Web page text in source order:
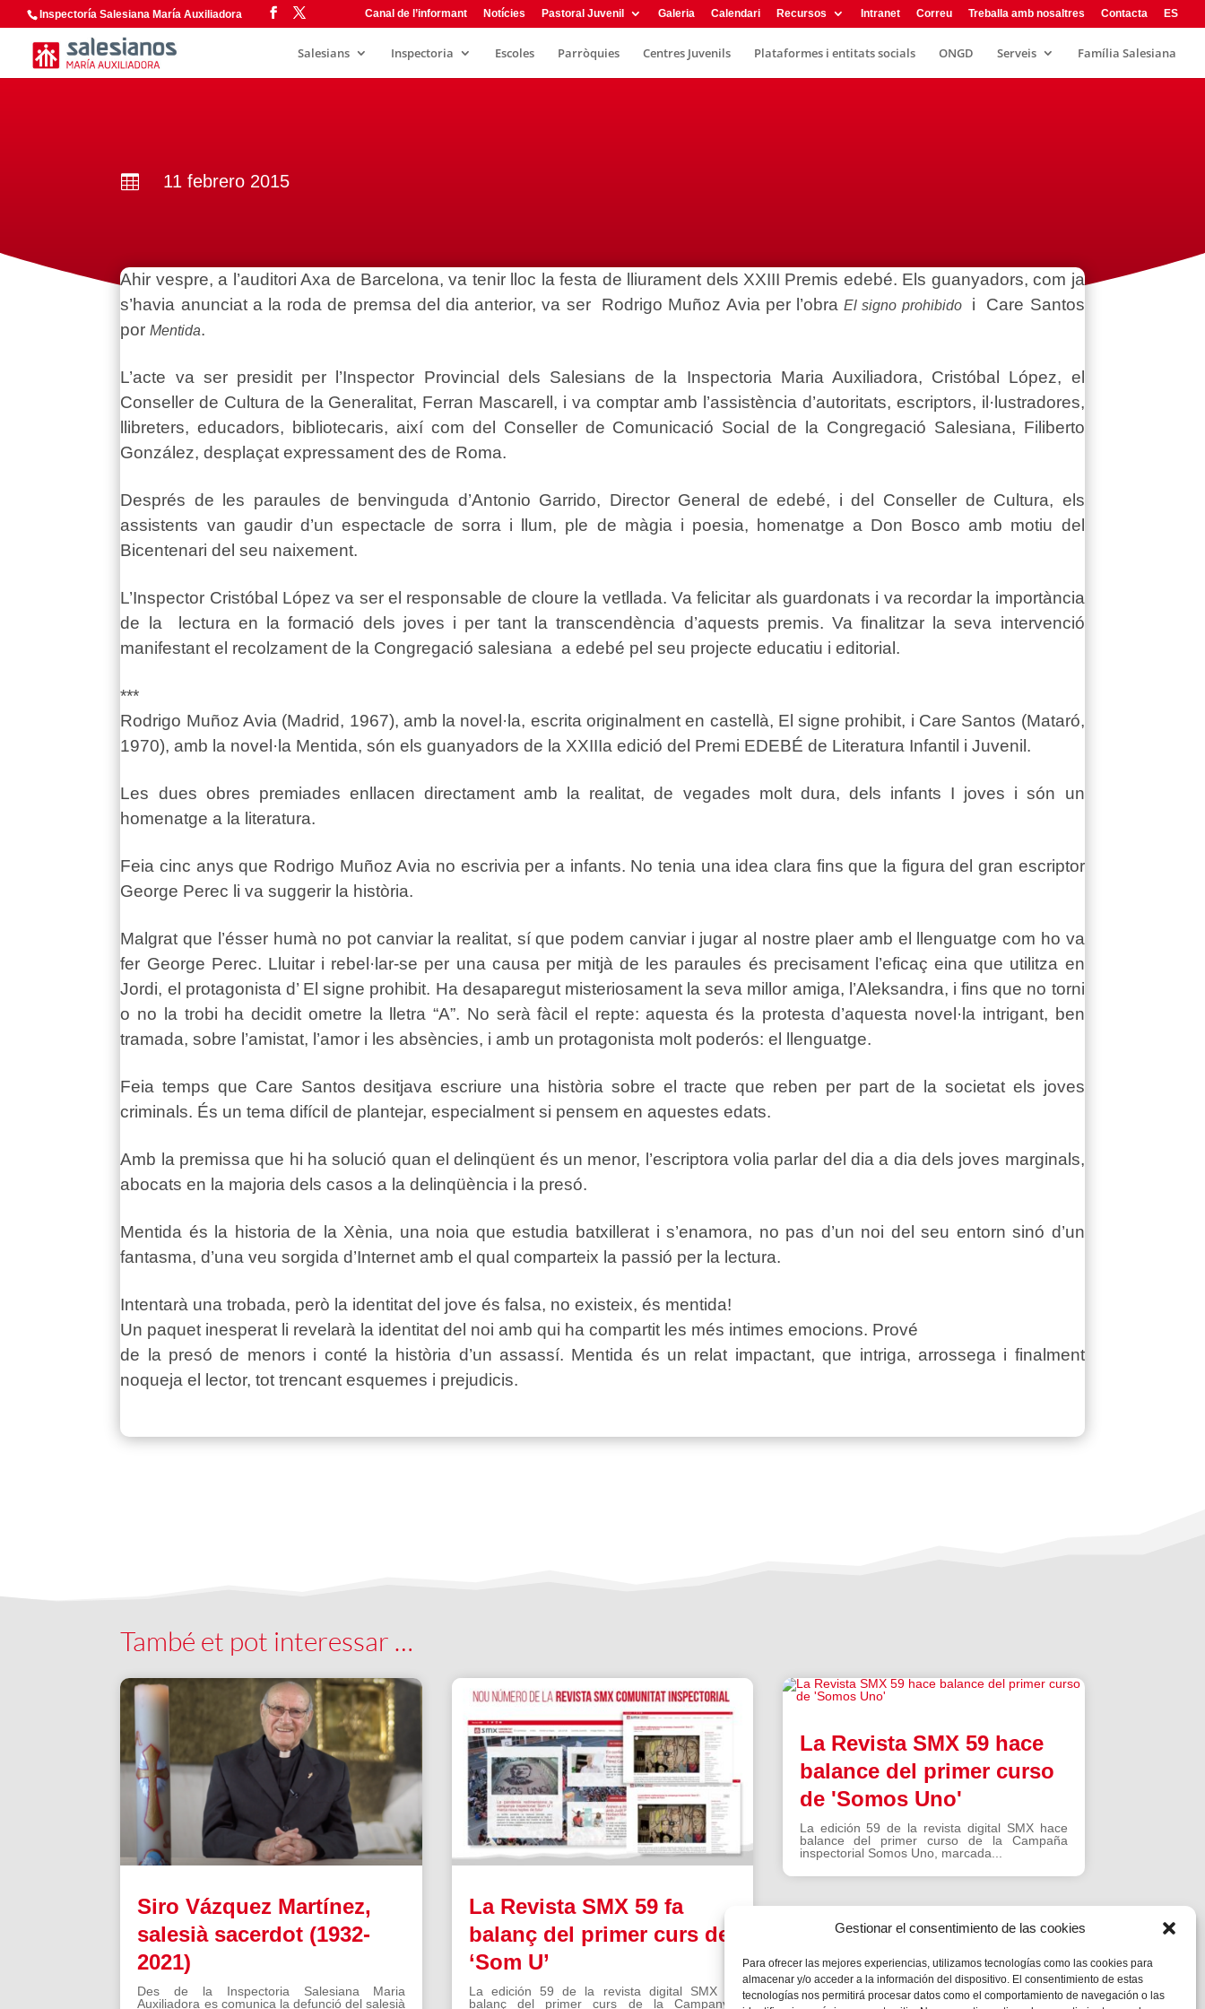
Gestionar el consentimiento de las cookies
Para ofrecer las mejores experiencias, utilizamos tecnologías como las cookies para
almacenar y/o acceder a la información del dispositivo. El consentimiento de estas
tecnologías nos permitirá procesar datos como el comportamiento de navegación o las
Inspectoría Salesiana María Auxiliadora Canal de l’informant Notícies Pastoral Juvenil Galeria Calendari Recursos Intranet Correu Treballa amb nosaltres Contacta ES
Salesians Inspectoria Escoles Parròquies Centres Juvenils Plataformes i entitats socials ONGD Serveis Família Salesiana
 11 febrero 2015
Ahir vespre, a l’auditori Axa de Barcelona, va tenir lloc la festa de lliurament dels XXIII Premis edebé. Els guanyadors, com ja
s’havia anunciat a la roda de premsa del dia anterior, va ser Rodrigo Muñoz Avia per l’obraEl signo prohibido
i Care Santos
porMentida.
L’acte va ser presidit per l’Inspector Provincial dels Salesians de la Inspectoria Maria Auxiliadora, Cristóbal López, el
Conseller de Cultura de la Generalitat, Ferran Mascarell, i va comptar amb l’assistència d’autoritats, escriptors, il·lustradores,
llibreters, educadors, bibliotecaris, així com del Conseller de Comunicació Social de la Congregació Salesiana, Filiberto
González, desplaçat expressament des de Roma.
Després de les paraules de benvinguda d’Antonio Garrido, Director General de edebé, i del Conseller de Cultura, els
assistents van gaudir d’un espectacle de sorra i llum, ple de màgia i poesia, homenatge a Don Bosco amb motiu del
Bicentenari del seu naixement.
L’Inspector Cristóbal López va ser el responsable de cloure la vetllada. Va felicitar als guardonats i va recordar la importància
de la lectura en la formació dels joves i per tant la transcendència d’aquests premis. Va finalitzar la seva intervenció
manifestant el recolzament de la Congregació salesiana a edebé pel seu projecte educatiu i editorial.
***
Rodrigo Muñoz Avia (Madrid, 1967), amb la novel·la, escrita originalment en castellà, El signe prohibit, i Care Santos (Mataró,
1970), amb la novel·la Mentida, són els guanyadors de la XXIIIa edició del Premi EDEBÉ de Literatura Infantil i Juvenil.
Les dues obres premiades enllacen directament amb la realitat, de vegades molt dura, dels infants I joves i són un
homenatge a la literatura.
Feia cinc anys que Rodrigo Muñoz Avia no escrivia per a infants. No tenia una idea clara fins que la figura del gran escriptor
George Perec li va suggerir la història.
Malgrat que l’ésser humà no pot canviar la realitat, sí que podem canviar i jugar al nostre plaer amb el llenguatge com ho va
fer George Perec. Lluitar i rebel·lar-se per una causa per mitjà de les paraules és precisament l’eficaç eina que utilitza en
Jordi, el protagonista d’ El signe prohibit. Ha desaparegut misteriosament la seva millor amiga, l’Aleksandra, i fins que no torni
o no la trobi ha decidit ometre la lletra “A”. No serà fàcil el repte: aquesta és la protesta d’aquesta novel·la intrigant, ben
tramada, sobre l’amistat, l’amor i les absències, i amb un protagonista molt poderós: el llenguatge.
Feia temps que Care Santos desitjava escriure una història sobre el tracte que reben per part de la societat els joves
criminals. És un tema difícil de plantejar, especialment si pensem en aquestes edats.
Amb la premissa que hi ha solució quan el delinqüent és un menor, l’escriptora volia parlar del dia a dia dels joves marginals,
abocats en la majoria dels casos a la delinqüència i la presó.
Mentida és la historia de la Xènia, una noia que estudia batxillerat i s’enamora, no pas d’un noi del seu entorn sinó d’un
fantasma, d’una veu sorgida d’Internet amb el qual comparteix la passió per la lectura.
Intentarà una trobada, però la identitat del jove és falsa, no existeix, és mentida!
Un paquet inesperat li revelarà la identitat del noi amb qui ha compartit les més intimes emocions. Prové
de la presó de menors i conté la història d’un assassí. Mentida és un relat impactant, que intriga, arrossega i finalment
noqueja el lector, tot trencant esquemes i prejudicis.
També et pot interessar …
Siro Vázquez Martínez,
salesià sacerdot (1932-
2021)
Des de la Inspectoria Salesiana Maria
Auxiliadora es comunica la defunció del salesià
La Revista SMX 59 fa
balanç del primer curs de
‘Som U’
La edición 59 de la revista digital SMX fa
balanç del primer curs de la Campanya
La Revista SMX 59 hace
balance del primer curso
de 'Somos Uno'
La edición 59 de la revista digital SMX hace
balance del primer curso de la Campaña
inspectorial Somos Uno, marcada...